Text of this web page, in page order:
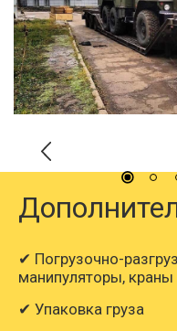
✔ Погрузочно-
манипуляторы, краны
✔ Упаковка груза